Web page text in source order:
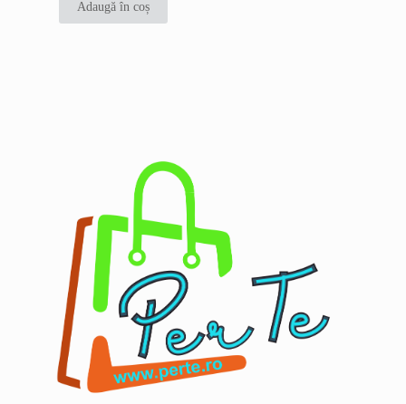
Adaugă în coș